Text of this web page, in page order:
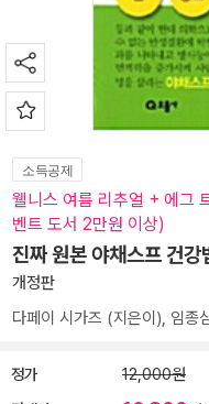
소득공제
웰니스 여름 리추얼 + 에그
벤트 도서 2만원 이상)
진짜 원본 야채스프 건강
개정판
다페이 시가즈 (지은이), 임종
정가 12,000원